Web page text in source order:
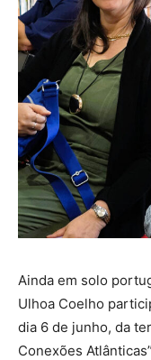
Ainda em solo
Ulhoa Coelho
dia 6 de junho, da
Conexões